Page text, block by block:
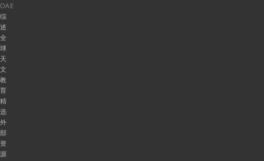
OAE
综
述
全
球
天
文
教
育
精
选
外
部
资
源